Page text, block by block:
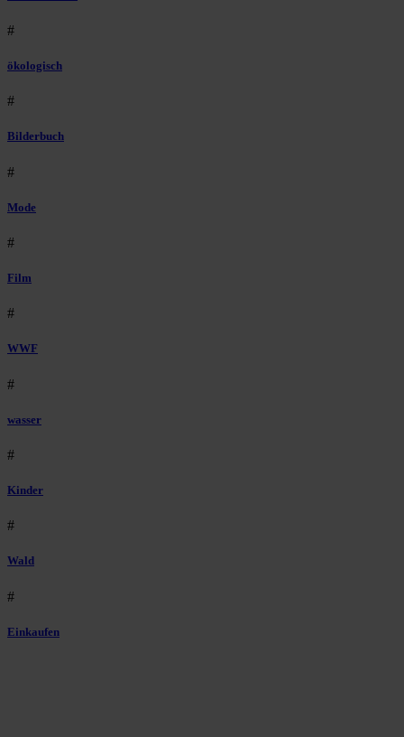
#
ökologisch
#
Bilderbuch
#
Mode
#
Film
#
WWF
#
wasser
#
Kinder
#
Wald
#
Einkaufen